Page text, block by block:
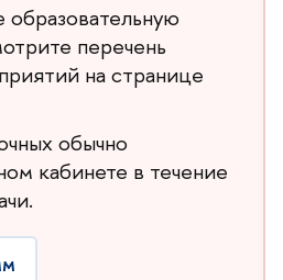
образовательную
перечень
на странице
обычно
кабинете в течение